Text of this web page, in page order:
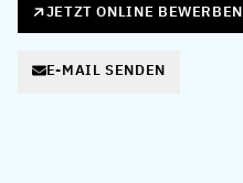
JETZT ONLINE BEWERBEN
E-MAIL SENDEN